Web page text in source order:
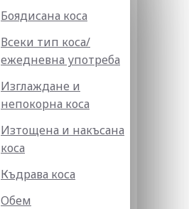
Боядисана коса
Всеки тип коса/
ежедневна употреба
Изглаждане и
непокорна коса
Изтощена и накъсана
коса
Къдрава коса
Обем